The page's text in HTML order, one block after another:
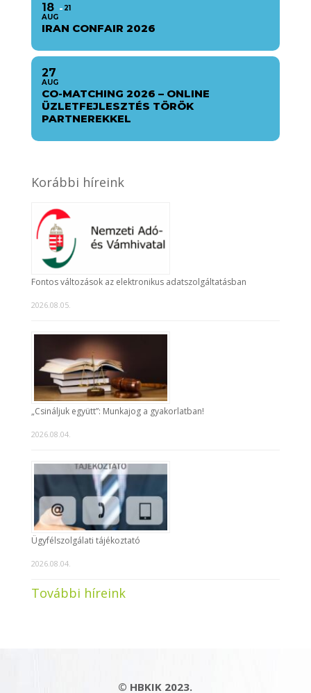
18
AUG
21
IRAN CONFAIR 2026
27
AUG
CO-MATCHING 2026 – ONLINE
ÜZLETFEJLESZTÉS TÖRÖK
PARTNEREKKEL
Korábbi híreink
Fontos változások az elektronikus adatszolgáltatásban
2026.08.05.
„Csináljuk együtt”: Munkajog a gyakorlatban!
2026.08.04.
Ügyfélszolgálati tájékoztató
2026.08.04.
További híreink
© HBKIK 2023.